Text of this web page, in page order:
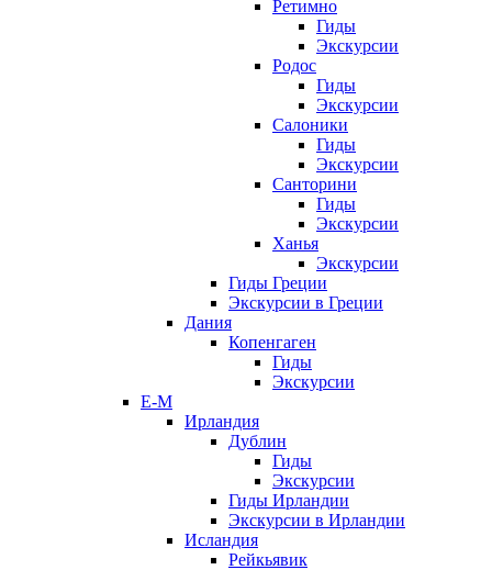
Ретимно
Гиды
Экскурсии
Родос
Гиды
Экскурсии
Салоники
Гиды
Экскурсии
Санторини
Гиды
Экскурсии
Ханья
Экскурсии
Гиды Греции
Экскурсии в Греции
Дания
Копенгаген
Гиды
Экскурсии
Е-М
Ирландия
Дублин
Гиды
Экскурсии
Гиды Ирландии
Экскурсии в Ирландии
Исландия
Рейкьявик